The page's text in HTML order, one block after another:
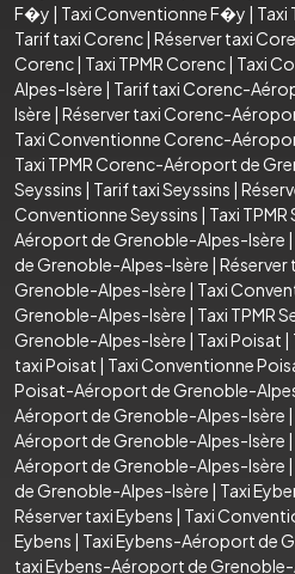
F�y | Taxi Conventionne F�y | Taxi
Tarif taxi Corenc| Réserver taxi
Corenc| Taxi TPMR Corenc| Taxi
Alpes-Isère | Tarif taxi Corenc-
Isère | Réserver taxi Corenc-
Taxi Conventionne Corenc-
Taxi TPMR Corenc-Aéroport de
Seyssins | Tarif taxi Seyssins |
Conventionne Seyssins | Taxi TPMR
Aéroport de Grenoble-Alpes-Isère |
de Grenoble-Alpes-Isère |
Grenoble-Alpes-Isère | Taxi
Grenoble-Alpes-Isère | Taxi TPMR
Grenoble-Alpes-Isère | Taxi Poisat |
taxi Poisat | Taxi Conventionne
Poisat-Aéroport de Grenoble-
Aéroport de Grenoble-Alpes-Isère |
Aéroport de Grenoble-Alpes-Isère |
Aéroport de Grenoble-Alpes-Isère |
de Grenoble-Alpes-Isère | Taxi
Réserver taxi Eybens | Taxi
Eybens | Taxi Eybens-Aéroport de
taxi Eybens-Aéroport de